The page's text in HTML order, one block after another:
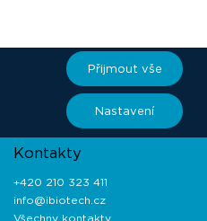
Přijmout vše
Nastavení
Kontakty
+420 210 323 411
info@ibiotech.cz
Všechny kontakty